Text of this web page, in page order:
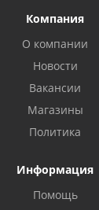
Компания
О компании
Новости
Вакансии
Магазины
Политика
Информация
Помощь